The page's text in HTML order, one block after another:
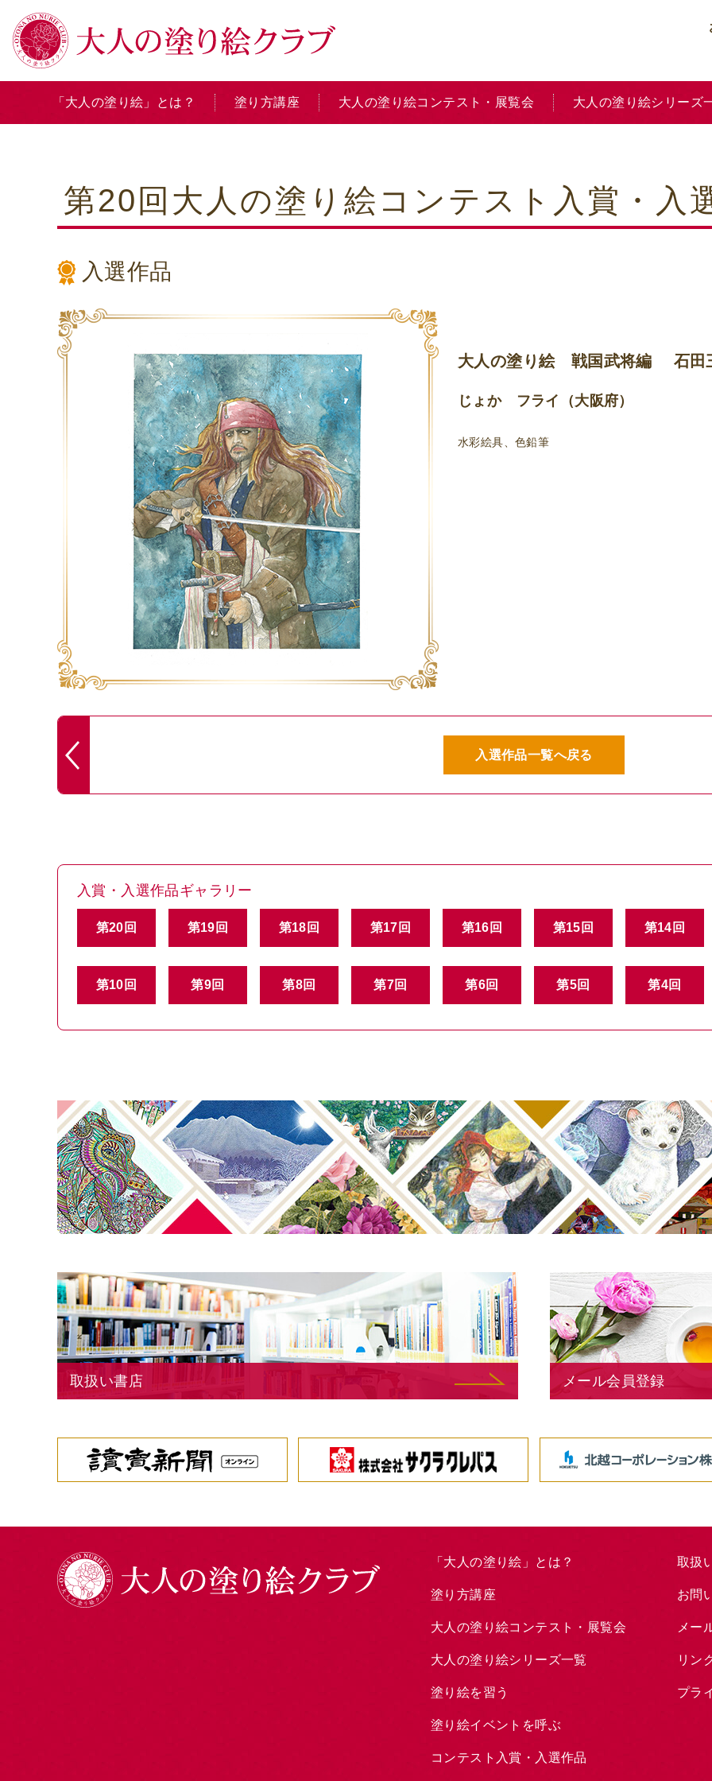
「大人の塗り絵」とは？ 塗り方講座 大人の塗り絵コンテスト・展覧会 大人の塗り絵シリーズ
第20回大人の塗り絵コンテスト入賞・入
入選作品
大人の塗り絵 戦国武将編 石田
じょか フライ（大阪府）
水彩絵具、色鉛筆
入選作品一覧へ戻る
入賞・入選作品ギャラリー
第20回 第19回 第18回 第17回 第16回 第15回 第14回
第10回 第9回 第8回 第7回 第6回 第5回 第4回
取扱い書店 メール会員登録
「大人の塗り絵」とは？
塗り方講座
大人の塗り絵コンテスト・展覧会
大人の塗り絵シリーズ一覧
塗り絵を習う
塗り絵イベントを呼ぶ
コンテスト入賞・入選作品
取扱
お問
メー
リン
プラ